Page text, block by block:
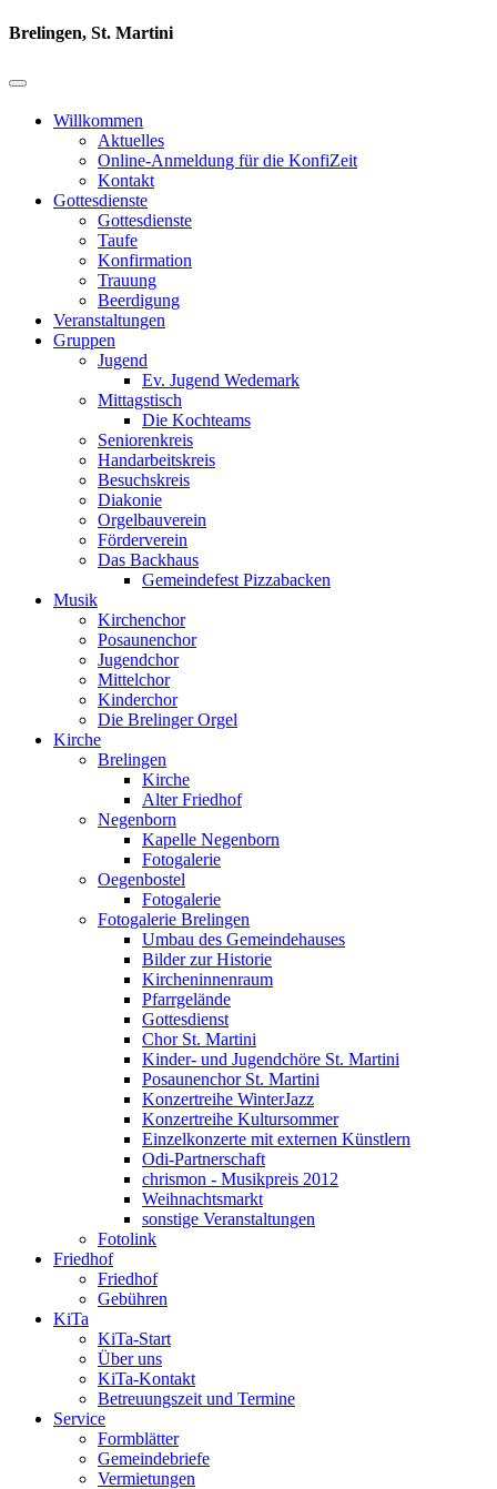
Brelingen, St. Martini
Willkommen
Aktuelles
Online-Anmeldung für die KonfiZeit
Kontakt
Gottesdienste
Gottesdienste
Taufe
Konfirmation
Trauung
Beerdigung
Veranstaltungen
Gruppen
Jugend
Ev. Jugend Wedemark
Mittagstisch
Die Kochteams
Seniorenkreis
Handarbeitskreis
Besuchskreis
Diakonie
Orgelbauverein
Förderverein
Das Backhaus
Gemeindefest Pizzabacken
Musik
Kirchenchor
Posaunenchor
Jugendchor
Mittelchor
Kinderchor
Die Brelinger Orgel
Kirche
Brelingen
Kirche
Alter Friedhof
Negenborn
Kapelle Negenborn
Fotogalerie
Oegenbostel
Fotogalerie
Fotogalerie Brelingen
Umbau des Gemeindehauses
Bilder zur Historie
Kircheninnenraum
Pfarrgelände
Gottesdienst
Chor St. Martini
Kinder- und Jugendchöre St. Martini
Posaunenchor St. Martini
Konzertreihe WinterJazz
Konzertreihe Kultursommer
Einzelkonzerte mit externen Künstlern
Odi-Partnerschaft
chrismon - Musikpreis 2012
Weihnachtsmarkt
sonstige Veranstaltungen
Fotolink
Friedhof
Friedhof
Gebühren
KiTa
KiTa-Start
Über uns
KiTa-Kontakt
Betreuungszeit und Termine
Service
Formblätter
Gemeindebriefe
Vermietungen